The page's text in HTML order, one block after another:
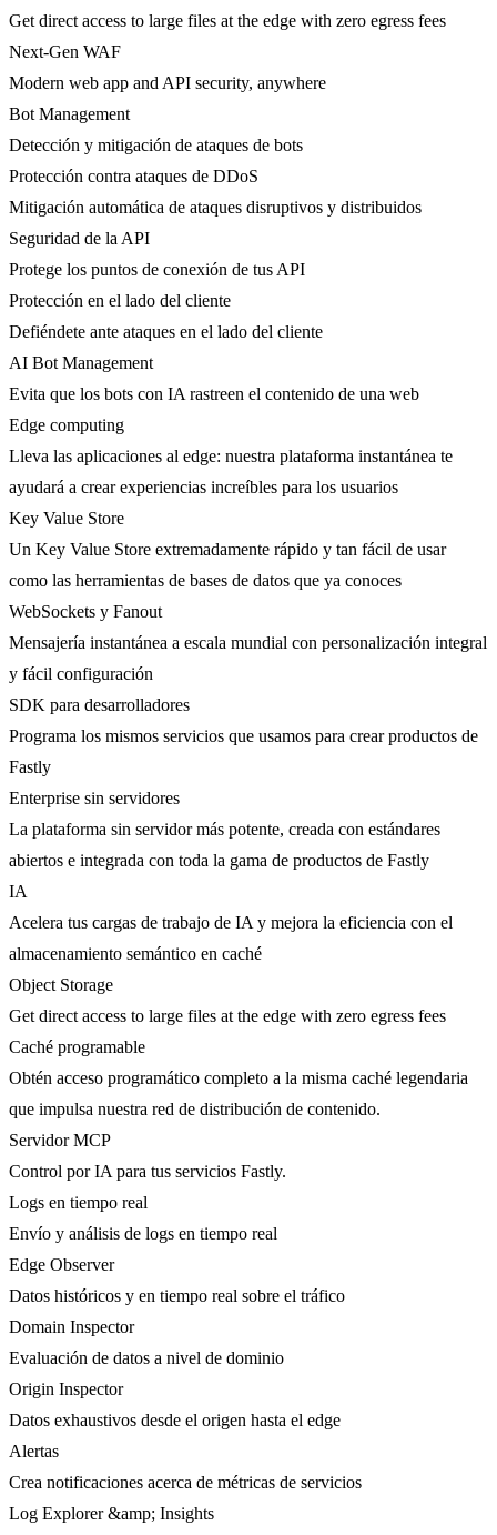
Get direct access to large files at the edge with zero egress fees
Next-Gen WAF
Modern web app and API security, anywhere
Bot Management
Detección y mitigación de ataques de bots
Protección contra ataques de DDoS
Mitigación automática de ataques disruptivos y distribuidos
Seguridad de la API
Protege los puntos de conexión de tus API
Protección en el lado del cliente
Defiéndete ante ataques en el lado del cliente
AI Bot Management
Evita que los bots con IA rastreen el contenido de una web
Edge computing
Lleva las aplicaciones al edge: nuestra plataforma instantánea te
ayudará a crear experiencias increíbles para los usuarios
Key Value Store
Un Key Value Store extremadamente rápido y tan fácil de usar
como las herramientas de bases de datos que ya conoces
WebSockets y Fanout
Mensajería instantánea a escala mundial con personalización integral
y fácil configuración
SDK para desarrolladores
Programa los mismos servicios que usamos para crear productos de
Fastly
Enterprise sin servidores
La plataforma sin servidor más potente, creada con estándares
abiertos e integrada con toda la gama de productos de Fastly
IA
Acelera tus cargas de trabajo de IA y mejora la eficiencia con el
almacenamiento semántico en caché
Object Storage
Get direct access to large files at the edge with zero egress fees
Caché programable
Obtén acceso programático completo a la misma caché legendaria
que impulsa nuestra red de distribución de contenido.
Servidor MCP
Control por IA para tus servicios Fastly.
Logs en tiempo real
Envío y análisis de logs en tiempo real
Edge Observer
Datos históricos y en tiempo real sobre el tráfico
Domain Inspector
Evaluación de datos a nivel de dominio
Origin Inspector
Datos exhaustivos desde el origen hasta el edge
Alertas
Crea notificaciones acerca de métricas de servicios
Log Explorer &amp; Insights